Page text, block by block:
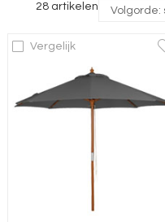
28 artikelen
Vergelijk